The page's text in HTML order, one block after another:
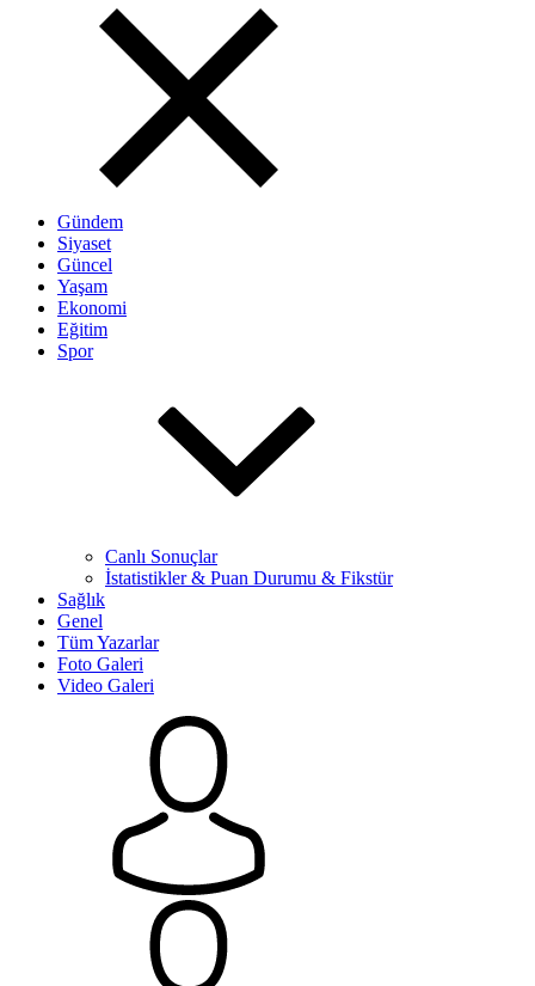
Gündem
Siyaset
Güncel
Yaşam
Ekonomi
Eğitim
Spor
Canlı Sonuçlar
İstatistikler & Puan Durumu & Fikstür
Sağlık
Genel
Tüm Yazarlar
Foto Galeri
Video Galeri